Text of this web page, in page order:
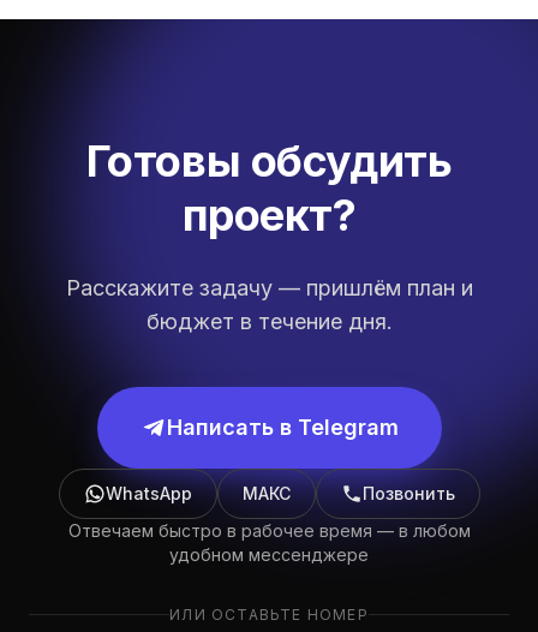
Готовы обсудить
проект?
Расскажите задачу — пришлём план и
бюджет в течение дня.
Написать в Telegram
WhatsApp МАКС
Позвонить
Отвечаем быстро в рабочее время — в любом
удобном мессенджере
ИЛИ ОСТАВЬТЕ НОМЕР